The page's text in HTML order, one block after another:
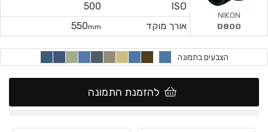
ISO
500
אורך מוקד
550mm
NIKON
D800
הצבעים בתמונה
להזמנת התמונה